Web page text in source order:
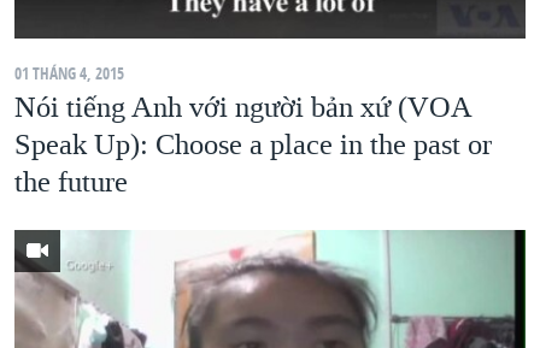
01 THÁNG 4, 2015
Nói tiếng Anh với người bản xứ (VOA
Speak Up): Choose a place in the past or
the future